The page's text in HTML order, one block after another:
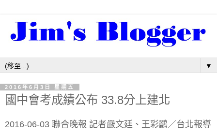
▼
2016年6月3日 星期五
國中會考成績公布 33.8分上建北
2016-06-03 聯合晚報 記者嚴文廷、王彩鸝／台北報導